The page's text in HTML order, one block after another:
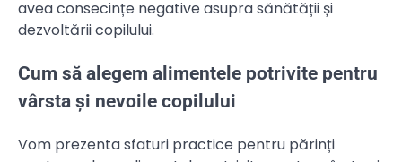
avea consecințe negative asupra sănătății și
dezvoltării copilului.
Cum să alegem alimentele potrivite pentru
vârsta și nevoile copilului
Vom prezenta sfaturi practice pentru părinți